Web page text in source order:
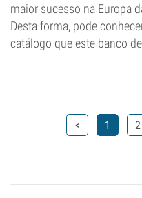
maior sucesso na Europa
Desta forma, pode
catálogo que este banco
< 1 2